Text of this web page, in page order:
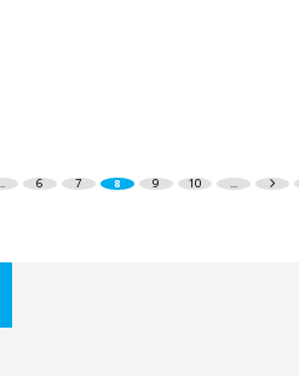
6 7 8 9 10 ...